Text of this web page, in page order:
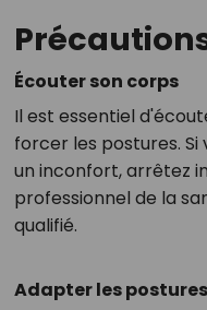
Écouter son corps
Il est essentiel
forcer les postures. Si
un inconfort, arrêtez
professionnel de la
qualifié.
Adapter les postures